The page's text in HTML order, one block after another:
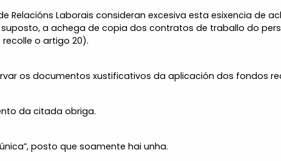
Relacións Laborais consideran excesiva esta esixencia de
a achega de copia dos contratos de traballo do
o artigo 20).
os documentos xustificativos da aplicación dos fondos
da citada obriga.
posto que soamente hai unha.